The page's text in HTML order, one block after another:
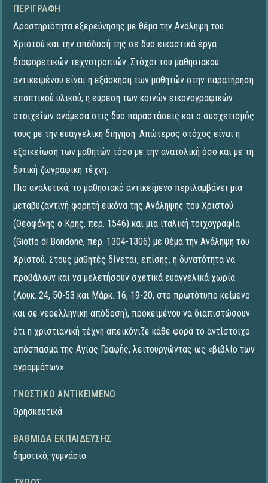
ΠΕΡΙΓΡΑΦΉ
Δραστηριότητα εξερεύνησης με θέμα την Ανάληψη του
Χριστού και την απόδοσή της σε δύο εικαστικά έργα
διαφορετικών τεχνοτροπιών. Στόχοι του μαθησιακού
αντικειμένου είναι η εξάσκηση των μαθητών στην παρατήρηση
εποπτικού υλικού, η εύρεση των κοινών εικονογραφικών
στοιχείων ανάμεσα στις δύο παραστάσεις και ο συσχετισμός
τους με την ευαγγελική διήγηση. Απώτερος στόχος είναι η
εξοικείωση των μαθητών τόσο με την ανατολική όσο και με τη
δυτική ζωγραφική τέχνη.
Πιο αναλυτικά, το μαθησιακό αντικείμενο περιλαμβάνει μια
μεταβυζαντινή φορητή εικόνα της Ανάληψης του Χριστού
(Θεοφάνης ο Κρης, περ. 1546) και μια ιταλική τοιχογραφία
(Giotto di Bondone, περ. 1304-1306) με θέμα την Ανάληψη του
Χριστού. Στους μαθητές δίνεται, επίσης, η δυνατότητα να
προβάλουν και να μελετήσουν σχετικά ευαγγελικά χωρία
(Λουκ. 24, 50-53 και Μάρκ. 16, 19-20, στο πρωτότυπο κείμενο
και σε νεοελληνική απόδοση), προκειμένου να διαπιστώσουν
ότι η χριστιανική τέχνη απεικόνιζε κάθε φορά το αντίστοιχο
απόσπασμα της Αγίας Γραφής, λειτουργώντας ως «βιβλίο των
αγραμμάτων».
ΓΝΩΣΤΙΚΌ ΑΝΤΙΚΕΊΜΕΝΟ
Θρησκευτικά
ΒΑΘΜΊΔΑ ΕΚΠΑΊΔΕΥΣΗΣ
δημοτικό, γυμνάσιο